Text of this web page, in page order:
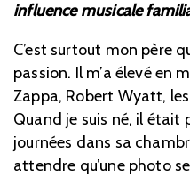
influence musicale
C’est surtout mon père
passion. Il m’a élevé en
Zappa, Robert Wyatt,
Quand je suis né, il était
journées dans sa
attendre qu’une photo